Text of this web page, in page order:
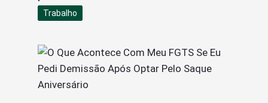
Trabalho